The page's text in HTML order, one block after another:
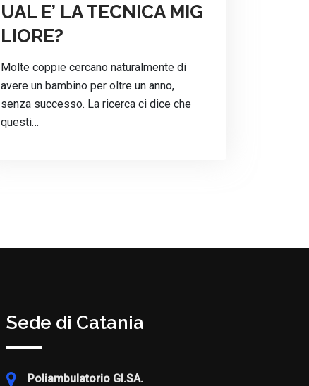
UAL E’ LA TECNICA MIG
LIORE?
Molte coppie cercano naturalmente di
avere un bambino per oltre un anno,
senza successo. La ricerca ci dice che
questi…
Sede di Catania
Poliambulatorio GI.SA.